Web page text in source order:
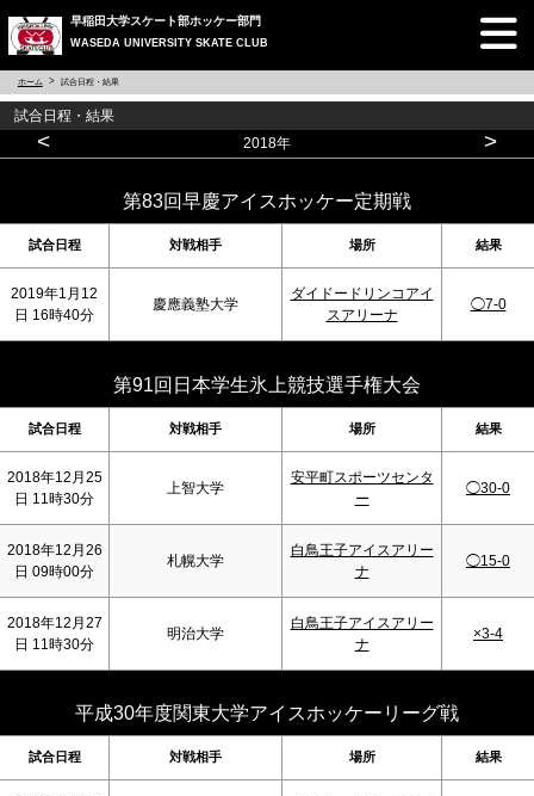
早稲田大学スケート部ホッケー部門
WASEDA UNIVERSITY SKATE CLUB
ホーム 試合日程・結果
試合日程・結果
< 2018年 >
第83回早慶アイスホッケー定期戦
試合日程 対戦相手 場所 結果
2019年1月12
日 16時40分
慶應義塾大学
ダイドードリンコアイ
スアリーナ
◯7-0
第91回日本学生氷上競技選手権大会
試合日程 対戦相手 場所 結果
2018年12月25
日 11時30分
上智大学
安平町スポーツセンタ
ー
◯30-0
2018年12月26
日 09時00分
札幌大学
白鳥王子アイスアリー
ナ
◯15-0
2018年12月27
日 11時30分
明治大学
白鳥王子アイスアリー
ナ
×3-4
平成30年度関東大学アイスホッケーリーグ戦
試合日程 対戦相手 場所 結果